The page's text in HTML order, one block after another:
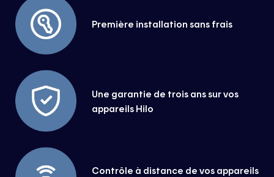
Première installation sans frais
Une garantie de trois ans sur vos
appareils Hilo
Contrôle à distance de vos appareils